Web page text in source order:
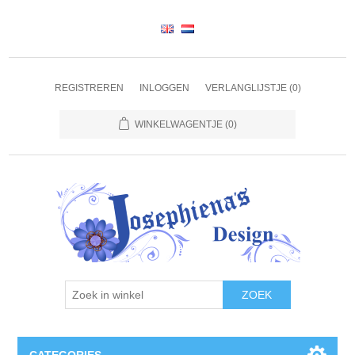
REGISTREREN INLOGGEN VERLANGLIJSTJE (0)
WINKELWAGENTJE (0)
ZOEK